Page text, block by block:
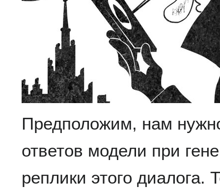
Предположим, нам
ответов модели при
реплики этого диалога.